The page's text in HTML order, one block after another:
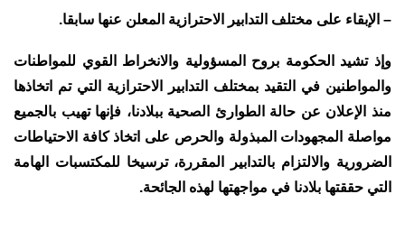
– الإبقاء على مختلف التدابير الاحترازية المعلن عنها سابقا.
وإذ تشيد الحكومة بروح المسؤولية والانخراط القوي للمواطنات
والمواطنين في التقيد بمختلف التدابير الاحترازية التي تم اتخاذها
منذ الإعلان عن حالة الطوارئ الصحية ببلادنا، فإنها تهيب بالجميع
مواصلة المجهودات المبذولة والحرص على اتخاذ كافة الاحتياطات
الضرورية والالتزام بالتدابير المقررة، ترسيخا للمكتسبات الهامة
التي حققتها بلادنا في مواجهتها لهذه الجائحة.